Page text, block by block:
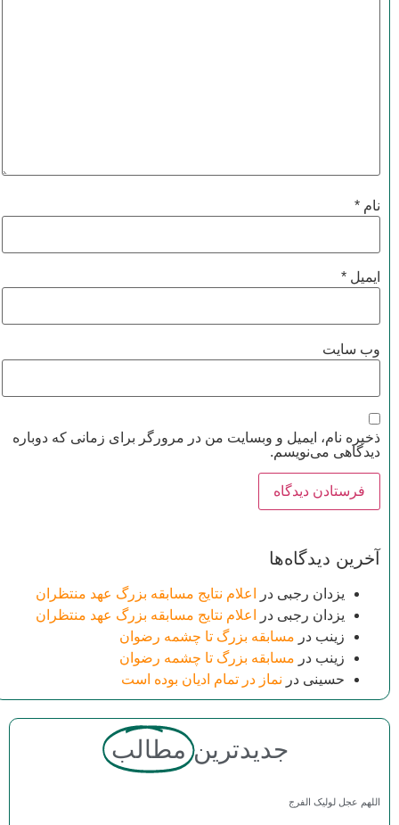
نام*
ایمیل *
وب‌ سایت
ذخیره نام، ایمیل و وبسایت من در مرورگر برای زمانی که دوباره
دیدگاهی می‌نویسم.
آخرین دیدگاه‌ها
یزدان رجبیدر اعلام نتایج مسابقه بزرگ عهد منتظران
یزدان رجبیدر اعلام نتایج مسابقه بزرگ عهد منتظران
زینبدر مسابقه بزرگ تا چشمه رضوان
زینبدر مسابقه بزرگ تا چشمه رضوان
حسینیدر نماز در تمام ادیان بوده است
جدیدترین مطالب
اللهم عجل لولیک الفرج